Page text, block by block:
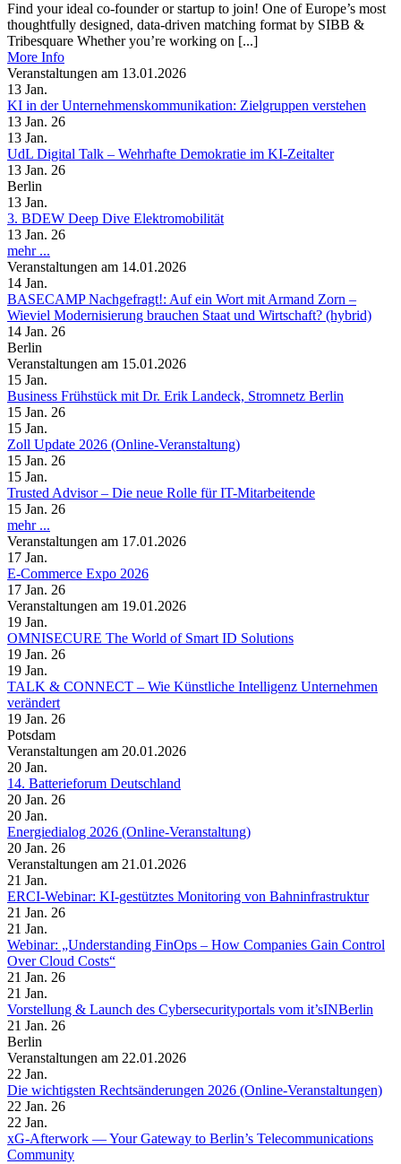
Find your ideal co-founder or startup to join! One of Europe’s most
thoughtfully designed, data-driven matching format by SIBB &
Tribesquare Whether you’re working on [...]
More Info
Veranstaltungen am 13.01.2026
13 Jan.
KI in der Unternehmenskommunikation: Zielgruppen verstehen
13 Jan. 26
13 Jan.
UdL Digital Talk – Wehrhafte Demokratie im KI-Zeitalter
13 Jan. 26
Berlin
13 Jan.
3. BDEW Deep Dive Elektromobilität
13 Jan. 26
mehr ...
Veranstaltungen am 14.01.2026
14 Jan.
BASECAMP Nachgefragt!: Auf ein Wort mit Armand Zorn –
Wieviel Modernisierung brauchen Staat und Wirtschaft? (hybrid)
14 Jan. 26
Berlin
Veranstaltungen am 15.01.2026
15 Jan.
Business Frühstück mit Dr. Erik Landeck, Stromnetz Berlin
15 Jan. 26
15 Jan.
Zoll Update 2026 (Online-Veranstaltung)
15 Jan. 26
15 Jan.
Trusted Advisor – Die neue Rolle für IT-Mitarbeitende
15 Jan. 26
mehr ...
Veranstaltungen am 17.01.2026
17 Jan.
E-Commerce Expo 2026
17 Jan. 26
Veranstaltungen am 19.01.2026
19 Jan.
OMNISECURE The World of Smart ID Solutions
19 Jan. 26
19 Jan.
TALK & CONNECT – Wie Künstliche Intelligenz Unternehmen
verändert
19 Jan. 26
Potsdam
Veranstaltungen am 20.01.2026
20 Jan.
14. Batterieforum Deutschland
20 Jan. 26
20 Jan.
Energiedialog 2026 (Online-Veranstaltung)
20 Jan. 26
Veranstaltungen am 21.01.2026
21 Jan.
ERCI-Webinar: KI-gestütztes Monitoring von Bahninfrastruktur
21 Jan. 26
21 Jan.
Webinar: „Understanding FinOps – How Companies Gain Control
Over Cloud Costs“
21 Jan. 26
21 Jan.
Vorstellung & Launch des Cybersecurityportals vom it’sINBerlin
21 Jan. 26
Berlin
Veranstaltungen am 22.01.2026
22 Jan.
Die wichtigsten Rechtsänderungen 2026 (Online-Veranstaltungen)
22 Jan. 26
22 Jan.
xG-Afterwork — Your Gateway to Berlin’s Telecommunications
Community